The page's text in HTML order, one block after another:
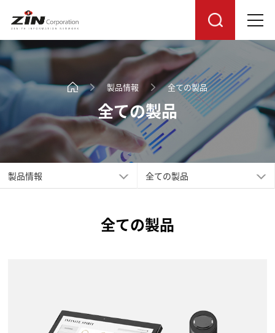
製品情報 全ての製品
全ての製品
製品情報 全ての製品
全ての製品